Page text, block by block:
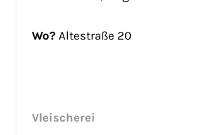
Wo? Altestraße 20
Vleischerei